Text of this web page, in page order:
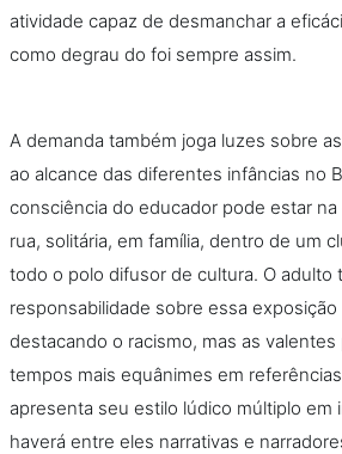
atividade capaz de desmanchar a
como degrau do foi sempre assim.
A demanda também joga luzes sobre
ao alcance das diferentes infâncias no
consciência do educador pode estar na
rua, solitária, em família, dentro de um
todo o polo difusor de cultura. O adulto
responsabilidade sobre essa exposição
destacando o racismo, mas as
tempos mais equânimes em
apresenta seu estilo lúdico múltiplo em
haverá entre eles narrativas e